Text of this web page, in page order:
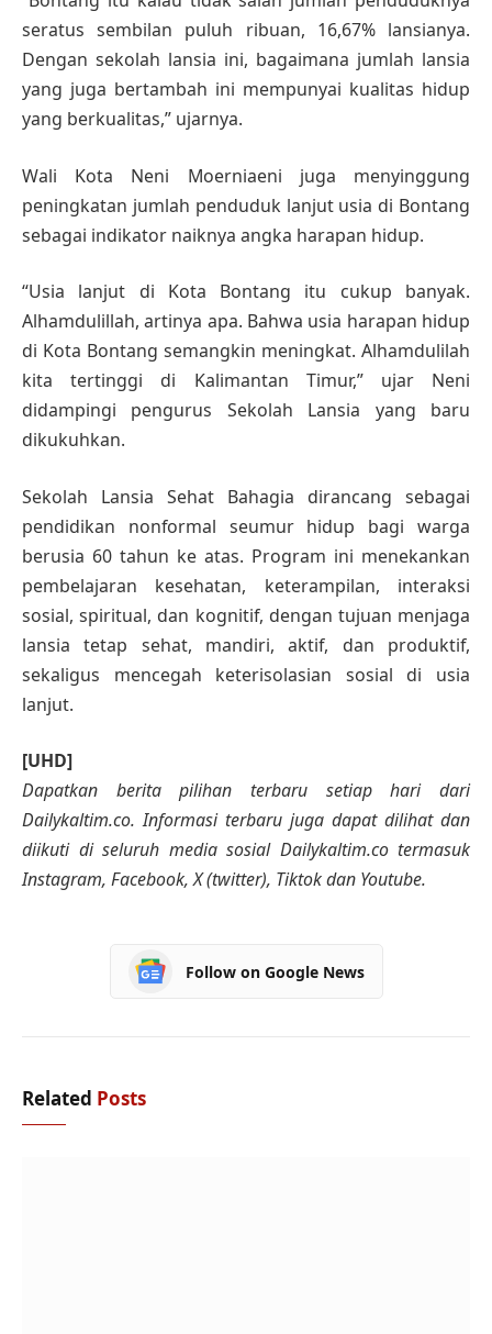
seratus sembilan puluh ribuan, 16,67% lansianya.
Dengan sekolah lansia ini, bagaimana jumlah lansia
yang juga bertambah ini mempunyai kualitas hidup
yang berkualitas,” ujarnya.
Wali Kota Neni Moerniaeni juga menyinggung
peningkatan jumlah penduduk lanjut usia di Bontang
sebagai indikator naiknya angka harapan hidup.
“Usia lanjut di Kota Bontang itu cukup banyak.
Alhamdulillah, artinya apa. Bahwa usia harapan hidup
di Kota Bontang semangkin meningkat. Alhamdulilah
kita tertinggi di Kalimantan Timur,” ujar Neni
didampingi pengurus Sekolah Lansia yang baru
dikukuhkan.
Sekolah Lansia Sehat Bahagia dirancang sebagai
pendidikan nonformal seumur hidup bagi warga
berusia 60 tahun ke atas. Program ini menekankan
pembelajaran kesehatan, keterampilan, interaksi
sosial, spiritual, dan kognitif, dengan tujuan menjaga
lansia tetap sehat, mandiri, aktif, dan produktif,
sekaligus mencegah keterisolasian sosial di usia
lanjut.
[UHD]
Dapatkan berita pilihan terbaru setiap hari dari
Dailykaltim.co. Informasi terbaru juga dapat dilihat dan
diikuti di seluruh media sosial Dailykaltim.co termasuk
Instagram, Facebook, X (twitter), Tiktok dan Youtube.
Follow on Google News
Related Posts